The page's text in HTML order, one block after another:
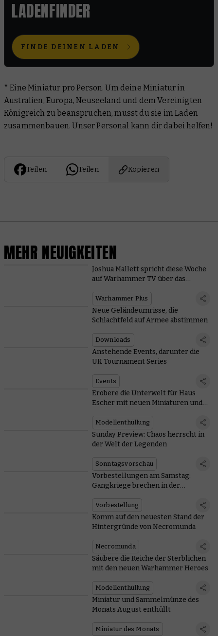
LADENFINDER
FINDE DEINEN LADEN
* Eine Miniatur pro Person. Um deine Miniatur in
Australien, Europa, Neuseeland und dem Vereinigten
Königreich zu beanspruchen, musst du sie im Laden
zusammenbauen. Unser Personal kann dir dabei helfen!
Teilen Teilen Kopieren
MEHR NEUIGKEITEN
Joshua Mallett spricht diese Woche
auf Warhammer TV über das
Warhammer Plus
Neue Geländeumrisse, die
Schlachtfeld auf Armee abstimmen
Downloads
Anstehende Events, darunter die
UK Tournament Series
Events
Erobere die Unterwelt für Haus
Escher mit neuen Miniaturen und
Modellenthüllung
Sunday Preview: Chaos herrscht in
der Welt der Legenden
Sonntagsvorschau
Vorbestellungen am Samstag:
Gangkriege brechen in der
Vorbestellung
Komm auf den neuesten Stand der
Hintergründe von Necromunda
Necromunda
Säubere die Reiche der Sterblichen
mit den neuen Warhammer Heroes
Modellenthüllung
Miniatur und Sammelmünze des
Monats August enthüllt
Miniatur des Monats